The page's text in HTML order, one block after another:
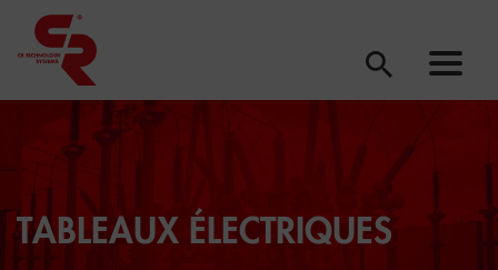
TABLEAUX ÉLECTRIQUES